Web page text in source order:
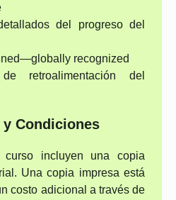
del progreso del
recognized
de retroalimentación del
Condiciones
curso incluyen una copia
Una copia impresa está
costo adicional a través de